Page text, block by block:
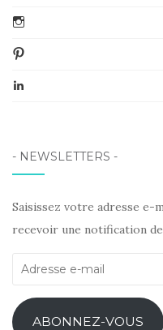
- NEWSLETTERS -
Saisissez votre adresse e-
recevoir une notification
Adresse
mail
ABONNEZ-VOUS